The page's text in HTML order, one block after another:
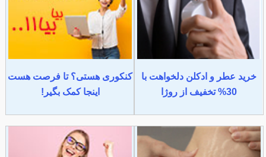
خرید عطر و ادکلن دلخواهت با
30% تخفیف از روژا
کنکوری هستی؟ تا فرصت هست
اینجا کمک بگیر!